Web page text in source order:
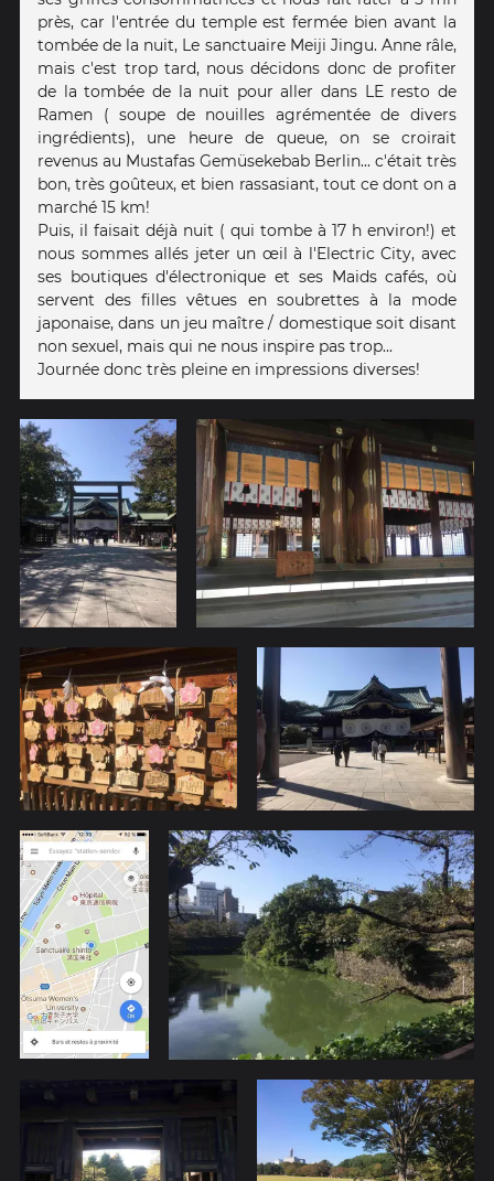
près, car l'entrée du temple est fermée bien avant la
tombée de la nuit, Le sanctuaire Meiji Jingu. Anne râle,
mais c'est trop tard, nous décidons donc de profiter
de la tombée de la nuit pour aller dans LE resto de
Ramen ( soupe de nouilles agrémentée de divers
ingrédients), une heure de queue, on se croirait
revenus au Mustafas Gemüsekebab Berlin... c'était très
bon, très goûteux, et bien rassasiant, tout ce dont on a
marché 15 km!
Puis, il faisait déjà nuit ( qui tombe à 17 h environ!) et
nous sommes allés jeter un œil à l'Electric City, avec
ses boutiques d'électronique et ses Maids cafés, où
servent des filles vêtues en soubrettes à la mode
japonaise, dans un jeu maître / domestique soit disant
non sexuel, mais qui ne nous inspire pas trop...
Journée donc très pleine en impressions diverses!